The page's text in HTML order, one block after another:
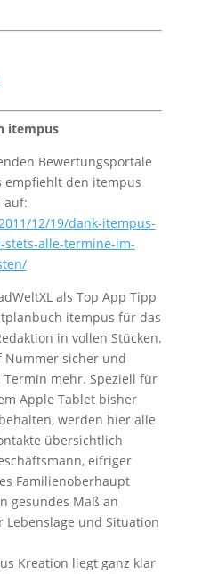
itempus
Bewertungsportale
empfiehlt den itempus
auf:
12/19/dank-itempus-
alle-termine-im-
als Top App Tipp
itempus für das
in vollen Stücken.
Nummer sicher und
mehr. Speziell für
Apple Tablet bisher
werden hier alle
übersichtlich
eifriger
Familienoberhaupt
gesundes Maß an
und Situation
Kreation liegt ganz klar